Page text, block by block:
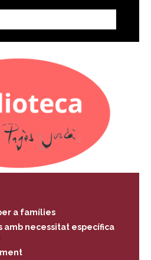
a famílies
amb necessitat específica